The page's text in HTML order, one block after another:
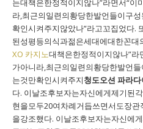
는대책은한정적이지않나”라면서“이
라,최근의일련의황당한발언들이구
확인시켜주지않았나”라고꼬집었다.
된성평등의식과젊은세대에대한꼰
XO 카지노대책은한정적이지않나”
가아니라,최근의일련의황당한발언
는것만확인시켜주지청도오션 파라
다. 이날조후보자는자신에게제기된각
현을모두20여차례거듭쓰면서도장
을강조했다. 이날조후보자는자신에게